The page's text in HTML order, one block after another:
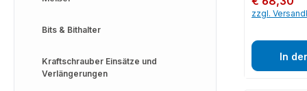
Bits & Bithalter
Kraftschrauber Einsätze und
Verlängerungen
zzgl.
In